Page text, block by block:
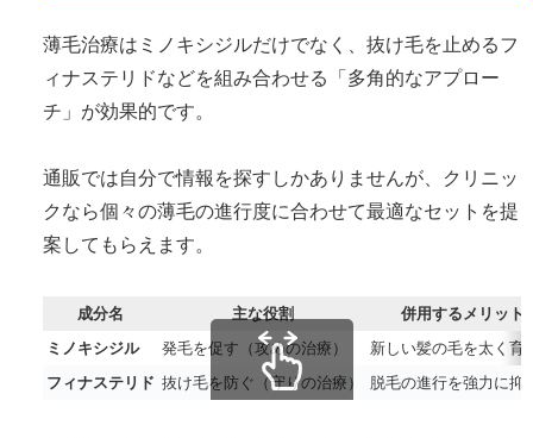
薄毛治療はミノキシジルだけでなく、抜け毛を止めるフ
ィナステリドなどを組み合わせる「多角的なアプロー
チ」が効果的です。
通販では自分で情報を探すしかありませんが、クリニッ
クなら個々の薄毛の進行度に合わせて最適なセットを提
案してもらえます。
成分名 主な役割
併用するメリット
ミノキシジル
発毛を促す（攻めの治療）
新しい髪の毛を太く育
フィナステリド 抜け毛を防ぐ（守りの治療） 脱毛の進行を強力に抑